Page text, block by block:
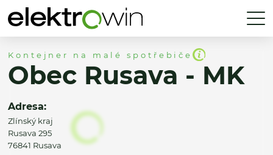
Kontejner na malé spotřebiče
Obec Rusava - MK
Adresa:
Zlínský kraj
Rusava 295
76841 Rusava